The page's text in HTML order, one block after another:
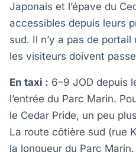
Japonais et l’épave du
accessibles depuis leurs
sud. Il n’y a pas de
les visiteurs doivent
En taxi : 6–9 JOD depuis
l’entrée du Parc Marin.
le Cedar Pride, un peu
La route côtière sud (rue
la longueur du Parc